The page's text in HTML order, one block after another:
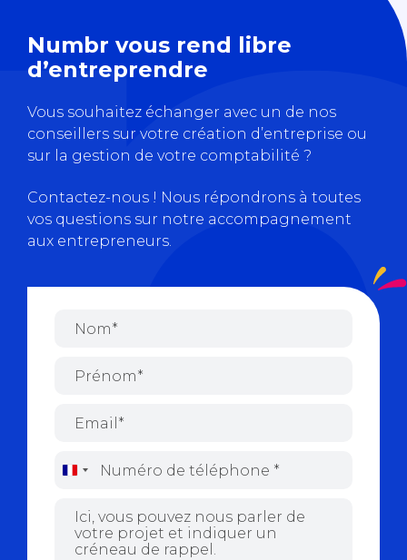
Numbr vous rend libre
d’entreprendre
Vous souhaitez échanger avec un de nos
conseillers sur votre création d’entreprise ou
sur la gestion de votre comptabilité ?
Contactez-nous ! Nous répondrons à toutes
vos questions sur notre accompagnement
aux entrepreneurs.
France